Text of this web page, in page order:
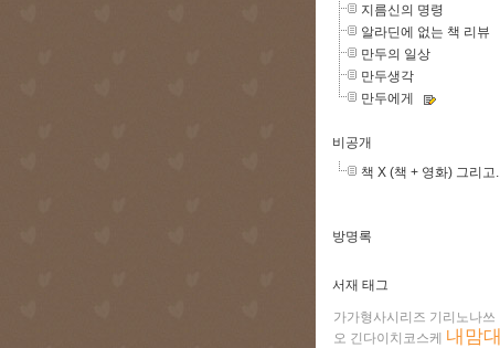
지름신의 명령
알라딘에 없는 책 리뷰
만두의 일상
만두생각
만두에게
비공개
책 X (책 + 영화) 그리고...
방명록
서재 태그
가가형사시리즈 기리노나쓰
오 긴다이치코스케 내맘대